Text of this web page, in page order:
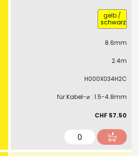
gelb /
schwarz
8.6mm
2.4m
H000X034H2C
für Kabel-⌀ : 1.5-4.8mm
CHF 57.50